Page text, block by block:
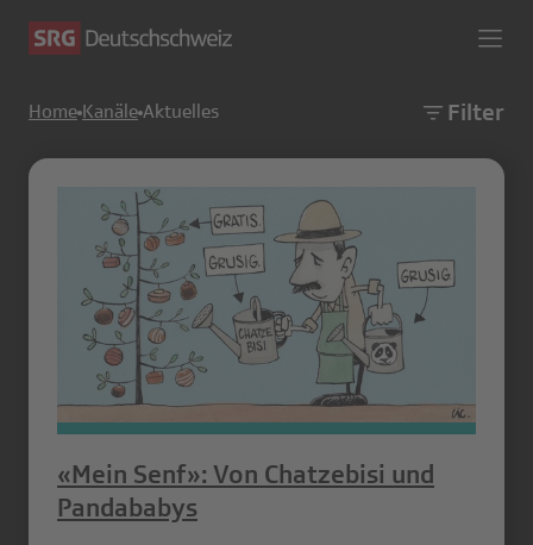
Home Kanäle Aktuelles Filter
«Mein Senf»: Von Chatzebisi und
Pandababys